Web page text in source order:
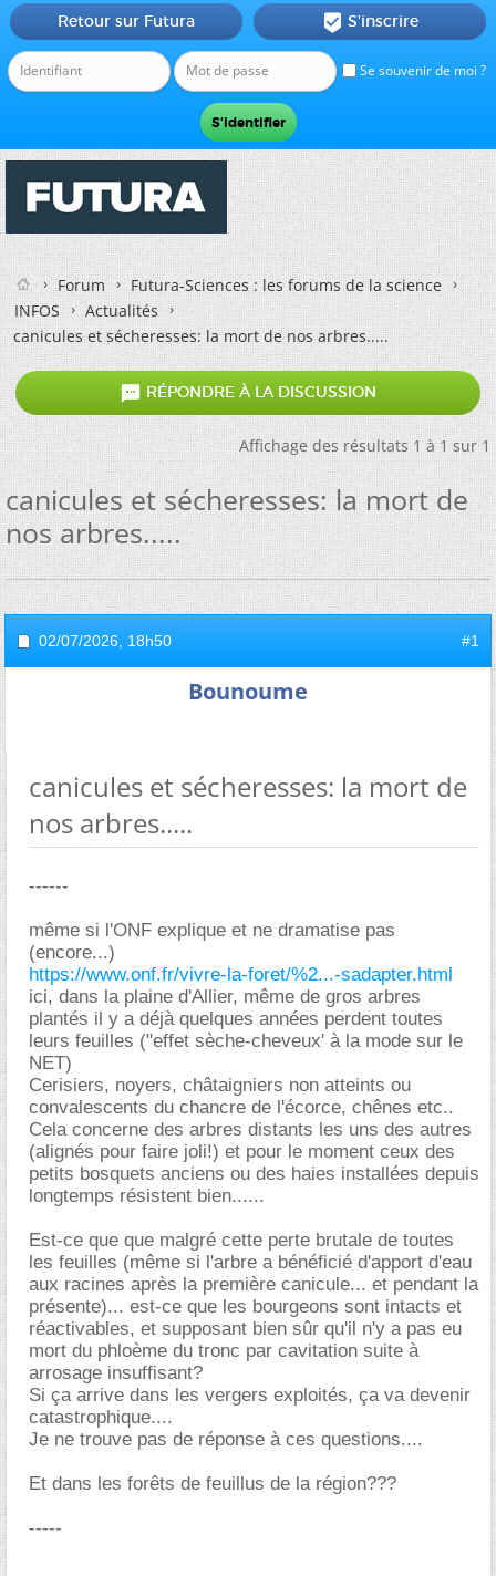
Se souvenir de moi ?
Retour sur Futura  S'inscrire
Forum
Futura-Sciences : les forums de la science
INFOS
Actualités
canicules et sécheresses: la mort de nos arbres.....
 RÉPONDRE À LA DISCUSSION
Affichage des résultats 1 à 1 sur 1
canicules et sécheresses: la mort de
nos arbres.....
02/07/2026, 18h50 #1
Bounoume
canicules et sécheresses: la mort de
nos arbres.....
------
même si l'ONF explique et ne dramatise pas
(encore...)
https://www.onf.fr/vivre-la-foret/%2...-sadapter.html
ici, dans la plaine d'Allier, même de gros arbres
plantés il y a déjà quelques années perdent toutes
leurs feuilles ("effet sèche-cheveux' à la mode sur le
NET)
Cerisiers, noyers, châtaigniers non atteints ou
convalescents du chancre de l'écorce, chênes etc..
Cela concerne des arbres distants les uns des autres
(alignés pour faire joli!) et pour le moment ceux des
petits bosquets anciens ou des haies installées depuis
longtemps résistent bien......
Est-ce que que malgré cette perte brutale de toutes
les feuilles (même si l'arbre a bénéficié d'apport d'eau
aux racines après la première canicule... et pendant la
présente)... est-ce que les bourgeons sont intacts et
réactivables, et supposant bien sûr qu'il n'y a pas eu
mort du phloème du tronc par cavitation suite à
arrosage insuffisant?
Si ça arrive dans les vergers exploités, ça va devenir
catastrophique....
Je ne trouve pas de réponse à ces questions....
Et dans les forêts de feuillus de la région???
-----